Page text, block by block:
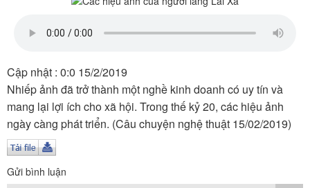
Sân khấu
Thiếu nhi
Kết nối VOV6
Cập nhật : 0:0 15/2/2019
Nhiếp ảnh đã trở thành một nghề kinh doanh có uy tín và
mang lại lợi ích cho xã hội. Trong thế kỷ 20, các hiệu ảnh
ngày càng phát triển. (Câu chuyện nghệ thuật 15/02/2019)
Gửi bình luận